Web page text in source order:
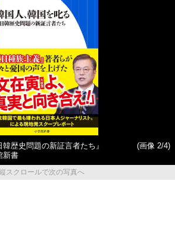
歴史問題の新証言者たち』
新書
(画像 2/4)
スクロールで次の写真へ